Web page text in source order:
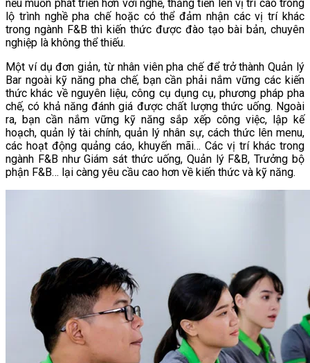
nếu muốn phát triển hơn với nghề, thăng tiến lên vị trí cao trong
lộ trình nghề pha chế hoặc có thể đảm nhận các vị trí khác
trong ngành F&B thì kiến thức được đào tạo bài bản, chuyên
nghiệp là không thể thiếu.
Một ví dụ đơn giản, từ nhân viên pha chế để trở thành Quản lý
Bar ngoài kỹ năng pha chế, bạn cần phải nắm vững các kiến
thức khác về nguyên liệu, công cụ dụng cụ, phương pháp pha
chế, có khả năng đánh giá được chất lượng thức uống. Ngoài
ra, bạn cần nắm vững kỹ năng sắp xếp công việc, lập kế
hoạch, quản lý tài chính, quản lý nhân sự, cách thức lên menu,
các hoạt động quảng cáo, khuyến mãi… Các vị trí khác trong
ngành F&B như Giám sát thức uống, Quản lý F&B, Trưởng bộ
phận F&B… lại càng yêu cầu cao hơn về kiến thức và kỹ năng.